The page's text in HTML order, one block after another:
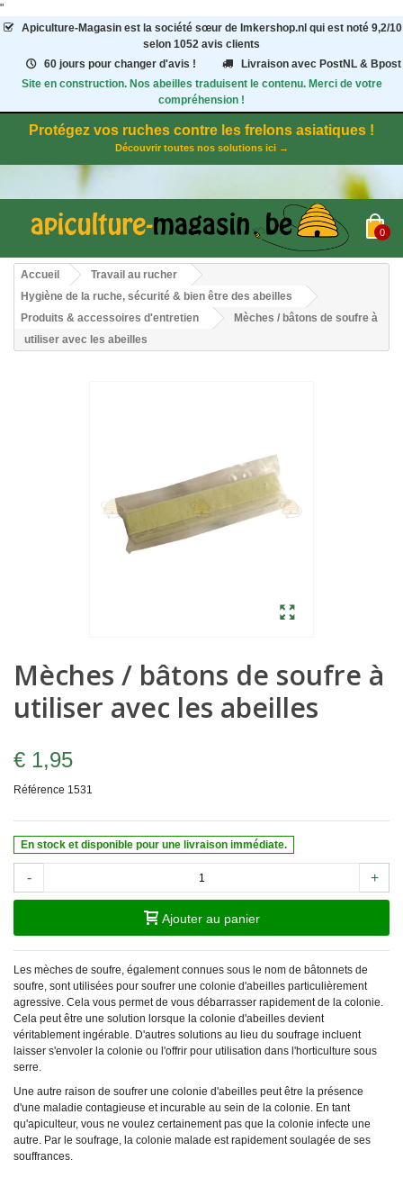
"
Apiculture-Magasinest la société sœur de Imkershop.nl qui est noté 9,2/10
selon 1052 avis clients
60 jours pour changer d'avis !
Livraison avec PostNL & Bpost
Site en construction. Nos abeilles traduisent le contenu. Merci de votre
compréhension !
Protégez vos ruches contre les frelons asiatiques !
Découvrir toutes nos solutions ici →
0
Accueil
Travail au rucher
Hygiène de la ruche, sécurité & bien être des abeilles
Produits & accessoires d'entretien
Mèches / bâtons de soufre à
utiliser avec les abeilles
Mèches / bâtons de soufre à
utiliser avec les abeilles
€ 1,95
Référence 1531
En stock et disponible pour une livraison immédiate.
- +
Ajouter au panier
Les mèches de soufre, également connues sous le nom de bâtonnets de
soufre, sont utilisées pour soufrer une colonie d'abeilles particulièrement
agressive. Cela vous permet de vous débarrasser rapidement de la colonie.
Cela peut être une solution lorsque la colonie d'abeilles devient
véritablement ingérable. D'autres solutions au lieu du soufrage incluent
laisser s'envoler la colonie ou l'offrir pour utilisation dans l'horticulture sous
serre.
Une autre raison de soufrer une colonie d'abeilles peut être la présence
d'une maladie contagieuse et incurable au sein de la colonie. En tant
qu'apiculteur, vous ne voulez certainement pas que la colonie infecte une
autre. Par le soufrage, la colonie malade est rapidement soulagée de ses
souffrances.